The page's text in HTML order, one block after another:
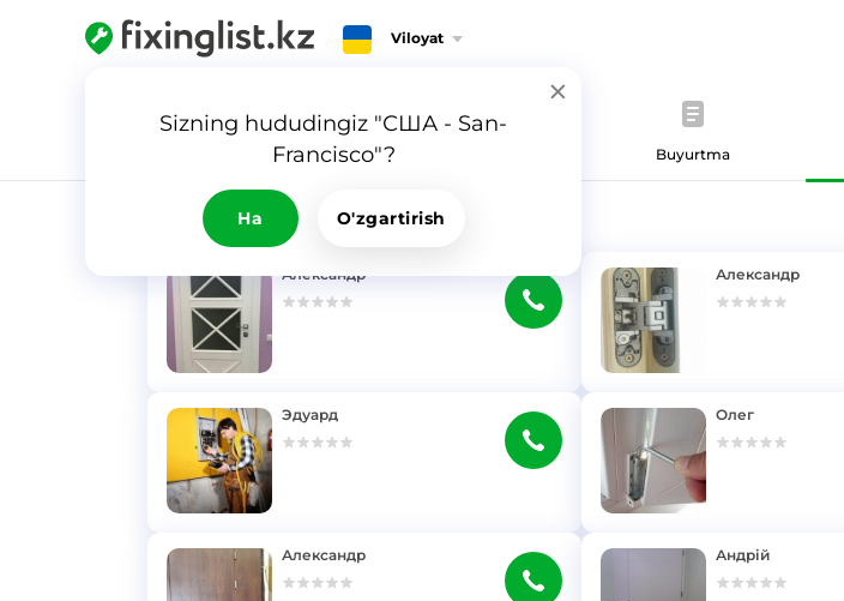
Viloyat
Sizning hududingiz "США - San-
Francisco"?
Ha O'zgartirish
Buyurtma
NATIJA
Александр Александр
Эдуард Олег
Александр Андрій